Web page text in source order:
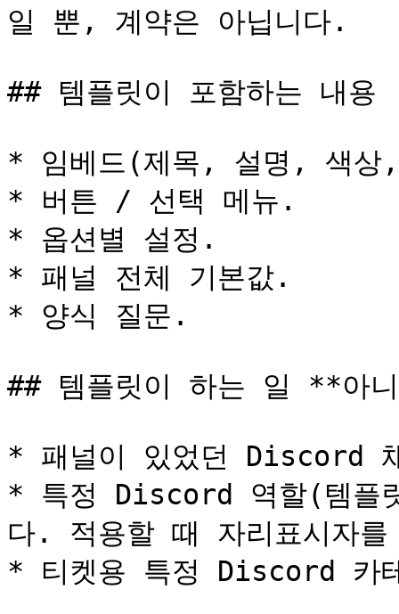
일 뿐, 계약은 아닙니다.
## 템플릿이 포함하는 내용
* 임베드(제목, 설명, 색
* 버튼 / 선택 메뉴.
* 옵션별 설정.
* 패널 전체 기본값.
* 양식 질문.
## 템플릿이 하는 일 **아
* 패널이 있었던 Discord
* 특정 Discord 역할(템플
다. 적용할 때 자리표시자
* 티켓용 특정 Discord 카